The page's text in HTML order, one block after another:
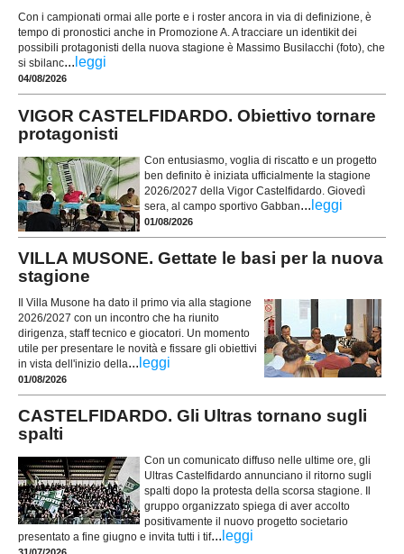
Con i campionati ormai alle porte e i roster ancora in via di definizione, è
tempo di pronostici anche in Promozione A. A tracciare un identikit dei
possibili protagonisti della nuova stagione è Massimo Busilacchi (foto), che
si sbilanc... leggi
04/08/2026
VIGOR CASTELFIDARDO. Obiettivo tornare
protagonisti
Con entusiasmo, voglia di riscatto e un progetto
ben definito è iniziata ufficialmente la stagione
2026/2027 della Vigor Castelfidardo. Giovedì
sera, al campo sportivo Gabban... leggi
01/08/2026
VILLA MUSONE. Gettate le basi per la nuova
stagione
Il Villa Musone ha dato il primo via alla stagione
2026/2027 con un incontro che ha riunito
dirigenza, staff tecnico e giocatori. Un momento
utile per presentare le novità e fissare gli obiettivi
in vista dell'inizio della... leggi
01/08/2026
CASTELFIDARDO. Gli Ultras tornano sugli
spalti
Con un comunicato diffuso nelle ultime ore, gli
Ultras Castelfidardo annunciano il ritorno sugli
spalti dopo la protesta della scorsa stagione. Il
gruppo organizzato spiega di aver accolto
positivamente il nuovo progetto societario
presentato a fine giugno e invita tutti i tif... leggi